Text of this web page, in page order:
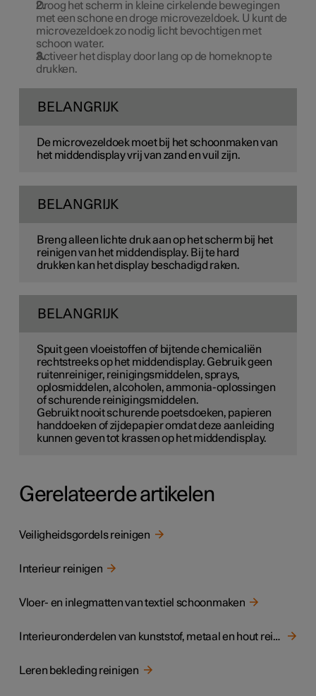
Droog het scherm in kleine cirkelende bewegingen
met een schone en droge microvezeldoek. U kunt de
microvezeldoek zo nodig licht bevochtigen met
schoon water.
Activeer het display door lang op de homeknop te
drukken.
BELANGRIJK
De microvezeldoek moet bij het schoonmaken van
het middendisplay vrij van zand en vuil zijn.
BELANGRIJK
Breng alleen lichte druk aan op het scherm bij het
reinigen van het middendisplay. Bij te hard
drukken kan het display beschadigd raken.
BELANGRIJK
Spuit geen vloeistoffen of bijtende chemicaliën
rechtstreeks op het middendisplay. Gebruik geen
ruitenreiniger, reinigingsmiddelen, sprays,
oplosmiddelen, alcoholen, ammonia-oplossingen
of schurende reinigingsmiddelen.
Gebruikt nooit schurende poetsdoeken, papieren
handdoeken of zijdepapier omdat deze aanleiding
kunnen geven tot krassen op het middendisplay.
Gerelateerde artikelen
Veiligheidsgordels reinigen
Interieur reinigen
Vloer- en inlegmatten van textiel schoonmaken
Interieuronderdelen van kunststof, metaal en hout reinigen
Leren bekleding reinigen